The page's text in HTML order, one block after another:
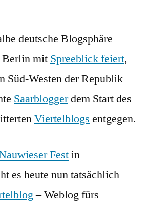
bloggt!
deutsche Blogsphäre
Berlin mit Spreeblick feiert,
Süd-Westen der Republik
Saarbloggerdem Start des
Viertelblogs entgegen.
Festin
es heute nun tatsächlich
– Weblog fürs